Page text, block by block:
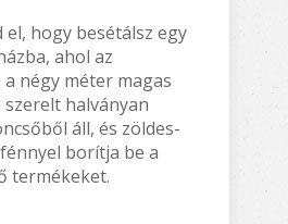
el, hogy besétálsz egy
ahol az
négy méter magas
halványan
áll, és zöldes-
borítja be a
termékeket.